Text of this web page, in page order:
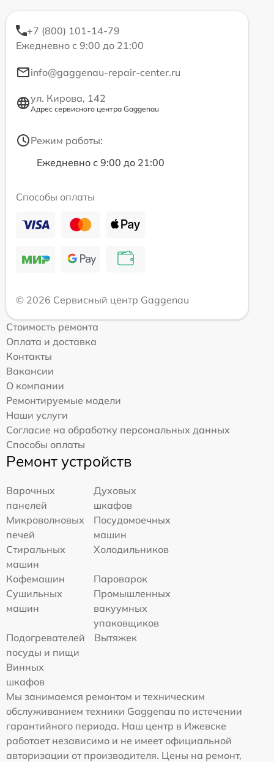
+7 (800) 101-14-79
Ежедневно с 9:00 до 21:00
info@gaggenau-repair-center.ru
ул. Кирова, 142
Адрес сервисного центра Gaggenau
Режим работы:
Ежедневно с 9:00 до 21:00
Способы оплаты
© 2026 Сервисный центр Gaggenau
Стоимость ремонта
Оплата и доставка
Контакты
Вакансии
О компании
Ремонтируемые модели
Наши услуги
Согласие на обработку персональных данных
Способы оплаты
Ремонт устройств
Варочных
панелей
Духовых
шкафов
Микроволновых
печей
Посудомоечных
машин
Стиральных
машин
Холодильников
Кофемашин
Пароварок
Сушильных
машин
Промышленных
вакуумных
упаковщиков
Подогревателей
посуды и пищи
Вытяжек
Винных
шкафов
Мы занимаемся ремонтом и техническим
обслуживанием техники Gaggenau по истечении
гарантийного периода. Наш центр в Ижевске
работает независимо и не имеет официальной
авторизации от производителя. Цены на ремонт,